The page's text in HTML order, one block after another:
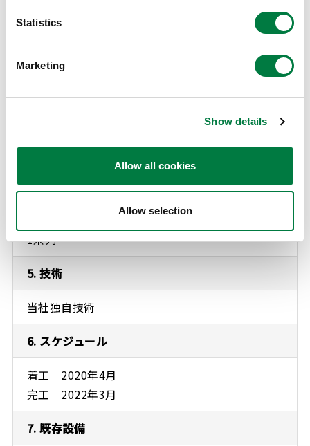
Statistics
Marketing
Show details
Allow all cookies
Allow selection
環状オレフィンコポリマー（製品名：アペル®）
2. 所在地
三井大阪工場内
大阪府 高石市 高砂1-6
1系列
5. 技術
当社独自技術
6. スケジュール
着工 2020年4月
完工 2022年3月
7. 既存設備